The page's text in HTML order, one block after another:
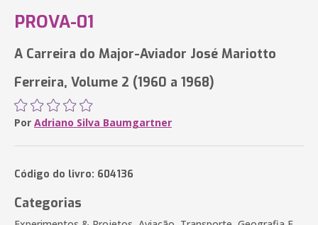
PROVA-01
A Carreira do Major-Aviador José Mariotto
Ferreira, Volume 2 (1960 a 1968)
Por Adriano Silva Baumgartner
Código do livro: 604136
Categorias